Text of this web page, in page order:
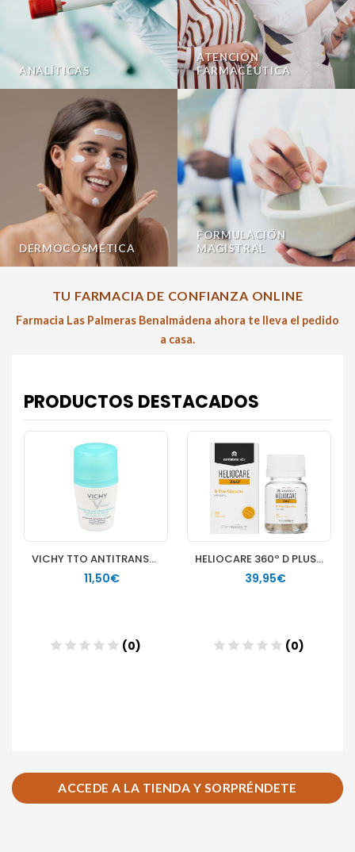
ANALÍTICAS
ATENCIÓN
FARMACÉUTICA
DERMOCOSMÉTICA
FORMULACIÓN
MAGISTRAL
TU FARMACIA DE CONFIANZA ONLINE
Farmacia Las Palmeras Benalmádena ahora te lleva el pedido
a casa.
ACCEDE A LA TIENDA Y SORPRÉNDETE